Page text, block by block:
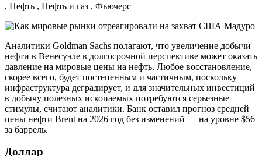
, Нефть , Нефть и газ , Фьючерс
Аналитики Goldman Sachs полагают, что увеличение добычи
нефти в Венесуэле в долгосрочной перспективе может оказать
давление на мировые цены на нефть. Любое восстановление,
скорее всего, будет постепенным и частичным, поскольку
инфраструктура деградирует, и для значительных инвестиций
в добычу полезных ископаемых потребуются серьезные
стимулы, считают аналитики. Банк оставил прогноз средней
цены нефти Brent на 2026 год без изменений — на уровне $56
за баррель.
Доллар